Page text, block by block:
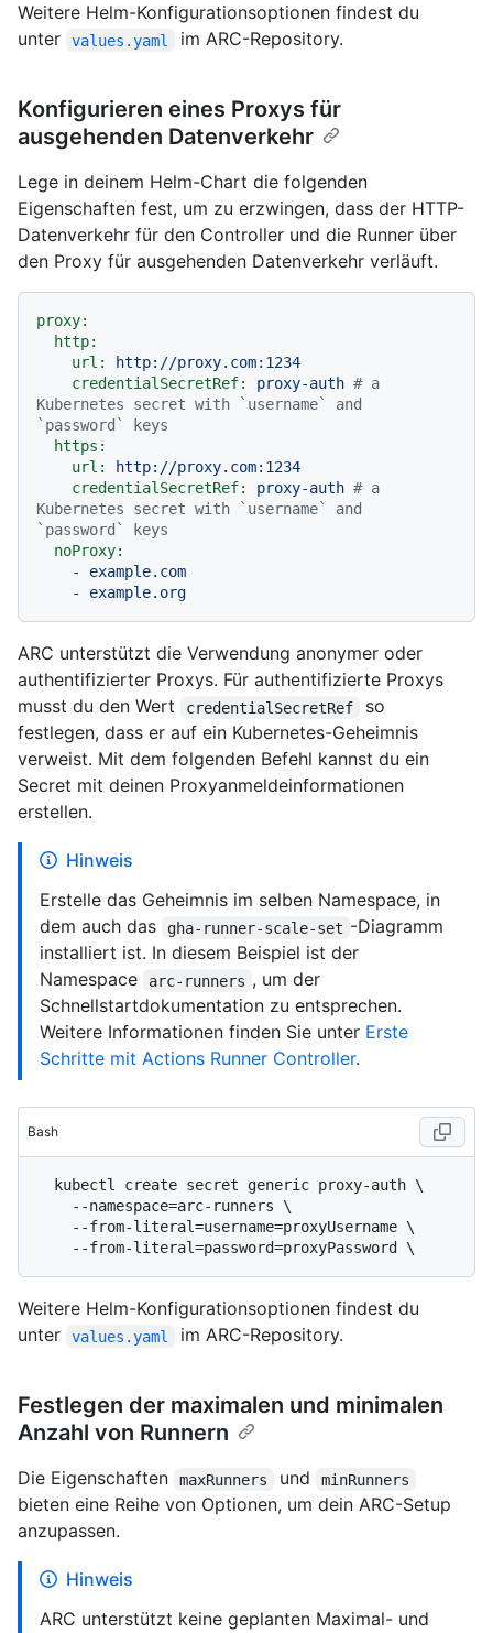
Weitere Helm-Konfigurationsoptionen findest du
unter
values.yaml im ARC-Repository.
Konfigurieren eines Proxys für
ausgehenden Datenverkehr
Lege in deinem Helm-Chart die folgenden
Eigenschaften fest, um zu erzwingen, dass der HTTP-
Datenverkehr für den Controller und die Runner über
den Proxy für ausgehenden Datenverkehr verläuft.
proxy:
http:
url:
http://proxy.com:1234
credentialSecretRef:
proxy-auth # a
Kubernetes secret with `username` and
`password` keys
https:
url:
http://proxy.com:1234
credentialSecretRef:
proxy-auth # a
Kubernetes secret with `username` and
`password` keys
noProxy:
-
example.com
-
example.org
ARC unterstützt die Verwendung anonymer oder
authentifizierter Proxys. Für authentifizierte Proxys
musst du den Wert
credentialSecretRef
so
festlegen, dass er auf ein Kubernetes-Geheimnis
verweist. Mit dem folgenden Befehl kannst du ein
Secret mit deinen Proxyanmeldeinformationen
erstellen.
Hinweis
Erstelle das Geheimnis im selben Namespace, in
dem auch das
gha-runner-scale-set -Diagramm
installiert ist. In diesem Beispiel ist der
Namespace
arc-runners , um der
Schnellstartdokumentation zu entsprechen.
Weitere Informationen finden Sie unter Erste
Schritte mit Actions Runner Controller.
Bash
Weitere Helm-Konfigurationsoptionen findest du
unter
values.yaml im ARC-Repository.
Festlegen der maximalen und minimalen
Anzahl von Runnern
Die Eigenschaften maxRunners und minRunners
bieten eine Reihe von Optionen, um dein ARC-Setup
anzupassen.
Hinweis
ARC unterstützt keine geplanten Maximal- und